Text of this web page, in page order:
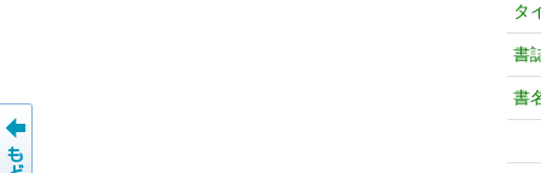
タ
書
書